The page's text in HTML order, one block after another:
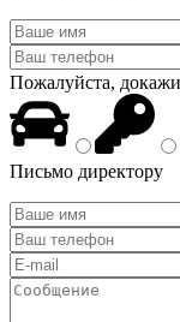
Пожалуйста,
Письмо директору